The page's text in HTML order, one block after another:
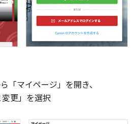
「マイページ」を開き、
変更」を選択